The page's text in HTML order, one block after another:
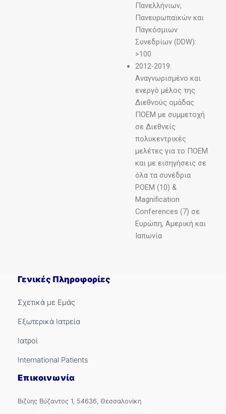
Πανελλήνιων,
Πανευρωπαϊκών και
Παγκόσμιων
Συνεδρίων (DDW):
>100
2012-2019:
Αναγνωρισμένο και
ενεργό μέλος της
Διεθνούς ομάδας
ΠΟΕΜ με συμμετοχή
σε Διεθνείς
πολυκεντρικές
μελέτες για το ΠΟΕΜ
και με εισηγήσεις σε
όλα τα συνέδρια
POEM (10) &
Μagnification
Conferences (7) σε
Ευρώπη, Αμερική και
Ιαπωνία
Γενικές Πληροφορίες
Σχετικά με Εμάς
Εξωτερικά Ιατρεία
Ιατροί
International Patients
Επικοινωνία
Βιζύης Βύζαντος 1, 54636, Θεσσαλονίκη